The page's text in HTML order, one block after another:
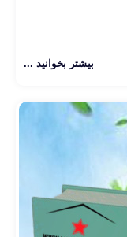
بیشتر بخوانید ...